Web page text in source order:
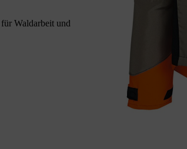
Waldarbeit und